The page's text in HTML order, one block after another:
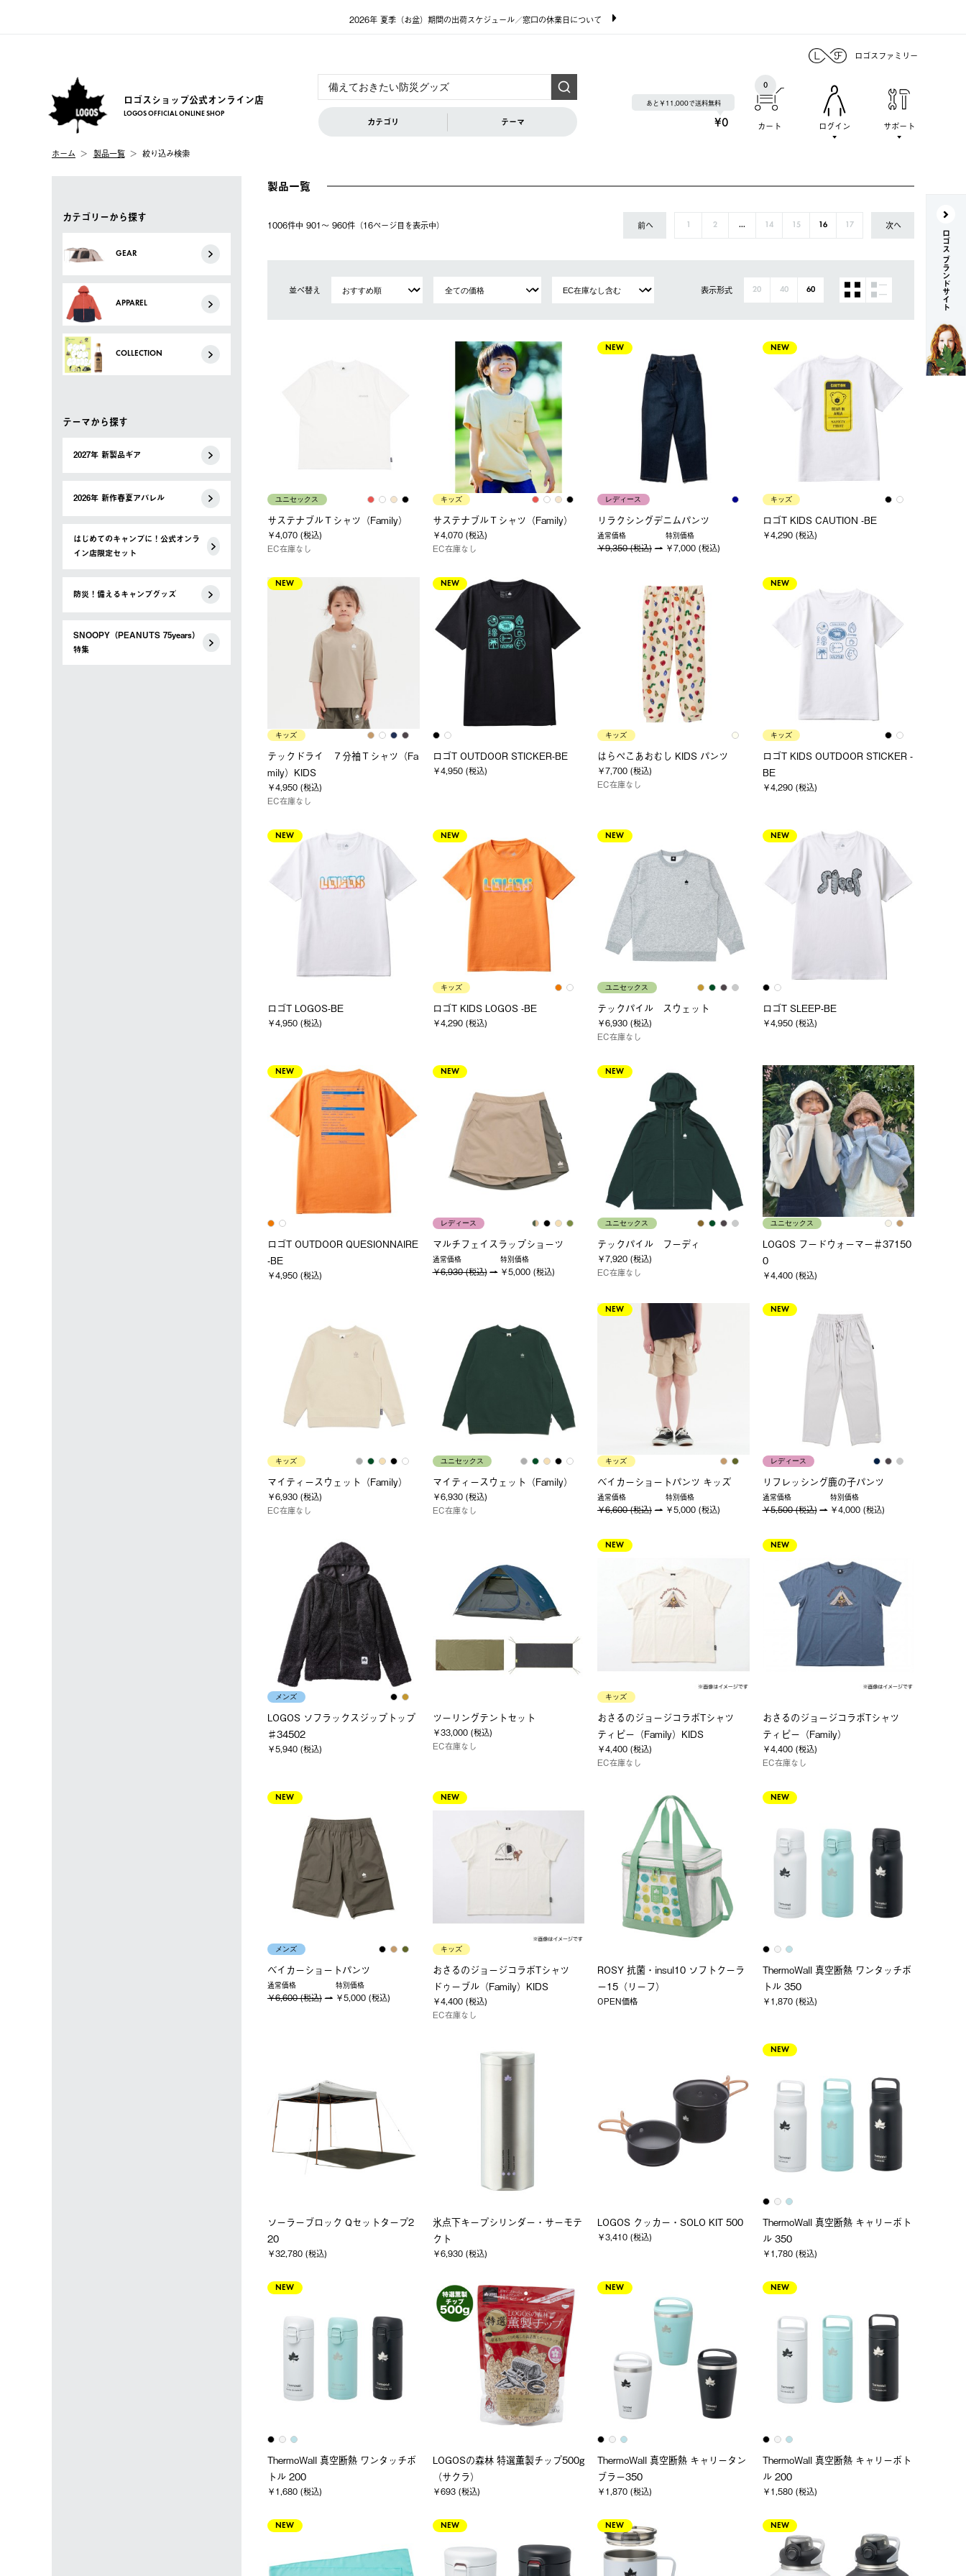
2026年 夏季（お盆）期間の出荷スケジュール／窓口の休業日について
ロゴスファミリー
ロゴスショップ公式オンライン店
LOGOS OFFICIAL ONLINE SHOP
カテゴリ テーマ
あと￥11,000で送料無料
¥0 カート
0
ログイン サポート
ホーム 製品一覧 絞り込み検索
カテゴリーから探す
GEAR
APPAREL
COLLECTION
テーマから探す
2027年 新製品ギア
2026年 新作春夏アパレル
はじめてのキャンプに！公式オンラ
イン店限定セット
防災！備えるキャンプグッズ
SNOOPY（PEANUTS 75years）
特集
製品一覧
1006件中 901〜 960件（16ページ⽬を表⽰中） 前へ 2 ... 14 15 16 17 次へ
並べ替え 表示形式 20 40 60
ユニセックス
サステナブルＴシャツ（Family）
￥4,070 (税込)
EC在庫なし
キッズ
サステナブルＴシャツ（Family）
￥4,070 (税込)
EC在庫なし
NEW
レディース
リラクシングデニムパンツ
通常価格
￥9,350 (税込)
特別価格
￥7,000 (税込)
NEW
キッズ
ロゴT KIDS CAUTION -BE
￥4,290 (税込)
NEW
キッズ
テックドライ ７分袖Ｔシャツ（Fa
mily）KIDS
￥4,950 (税込)
EC在庫なし
NEW
ロゴT OUTDOOR STICKER-BE
￥4,950 (税込)
キッズ
はらぺこあおむし KIDS パンツ
￥7,700 (税込)
EC在庫なし
NEW
キッズ
ロゴT KIDS OUTDOOR STICKER -
BE
￥4,290 (税込)
NEW
ロゴT LOGOS-BE
￥4,950 (税込)
NEW
キッズ
ロゴT KIDS LOGOS -BE
￥4,290 (税込)
NEW
ユニセックス
テックパイル スウェット
￥6,930 (税込)
EC在庫なし
NEW
ロゴT SLEEP-BE
￥4,950 (税込)
NEW
ロゴT OUTDOOR QUESIONNAIRE
-BE
￥4,950 (税込)
NEW
レディース
マルチフェイスラップショーツ
通常価格
￥6,930 (税込)
特別価格
￥5,000 (税込)
NEW
ユニセックス
テックパイル フーディ
￥7,920 (税込)
EC在庫なし
ユニセックス
LOGOS フードウォーマー＃37150
0
￥4,400 (税込)
キッズ
マイティースウェット（Family）
￥6,930 (税込)
EC在庫なし
ユニセックス
マイティースウェット（Family）
￥6,930 (税込)
EC在庫なし
NEW
キッズ
ベイカーショートパンツ キッズ
通常価格
￥6,600 (税込)
特別価格
￥5,000 (税込)
NEW
レディース
リフレッシング鹿の子パンツ
通常価格
￥5,500 (税込)
特別価格
￥4,000 (税込)
メンズ
LOGOS ソフラックスジップトップ
♯34502
￥5,940 (税込)
ツーリングテントセット
￥33,000 (税込)
EC在庫なし
NEW
キッズ
おさるのジョージコラボTシャツ
ティピー（Family）KIDS
￥4,400 (税込)
EC在庫なし
NEW
おさるのジョージコラボTシャツ
ティピー（Family）
￥4,400 (税込)
EC在庫なし
NEW
メンズ
ベイカーショートパンツ
通常価格
￥6,600 (税込)
特別価格
￥5,000 (税込)
NEW
キッズ
おさるのジョージコラボTシャツ
ドゥーブル（Family）KIDS
￥4,400 (税込)
EC在庫なし
ROSY 抗菌・insul10 ソフトクーラ
ー15（リーフ）
OPEN価格
NEW
ThermoWall 真空断熱 ワンタッチボ
トル 350
￥1,870 (税込)
ソーラーブロック Qセットタープ2
20
￥32,780 (税込)
氷点下キープシリンダー・サーモテ
クト
￥6,930 (税込)
LOGOS クッカー・SOLO KIT 500
￥3,410 (税込)
NEW
ThermoWall 真空断熱 キャリーボト
ル 350
￥1,780 (税込)
NEW
ThermoWall 真空断熱 ワンタッチボ
トル 200
￥1,680 (税込)
LOGOSの森林 特選薫製チップ500g
（サクラ）
￥693 (税込)
NEW
ThermoWall 真空断熱 キャリータン
ブラー350
￥1,870 (税込)
NEW
ThermoWall 真空断熱 キャリーボト
ル 200
￥1,580 (税込)
NEW NEW NEW NEW
ロゴス ブランドサイト